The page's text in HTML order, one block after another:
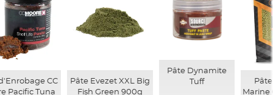
CC
Pacific Tuna
Pâte Evezet XXL Big
Fish Green 900g
Pâte Dynamite
Tuff
Marine